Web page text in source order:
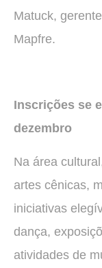
Matuck,
Mapfre.
Inscrições se
dezembro
Na área
artes cênicas,
iniciativas
dança,
atividades de